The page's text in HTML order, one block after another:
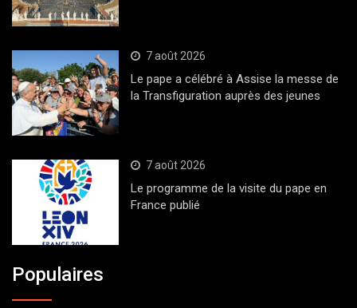
7 août 2026
Le pape a célébré à Assise la messe de
la Transfiguration auprès des jeunes
7 août 2026
Le programme de la visite du pape en
France publié
Populaires